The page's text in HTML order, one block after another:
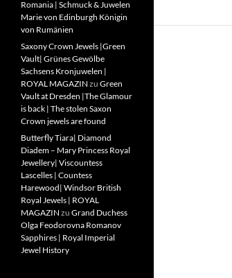
Romania | Schmuck & Juwelen
Marie von Edinburgh Königin
von Rumänien
Saxony Crown Jewels |Green
Vault| Grünes Gewölbe
Sachsens Kronjuwelen |
ROYAL MAGAZIN zu Green
Vault at Dresden |The Glamour
is back | The stolen Saxon
Crown jewels are found
Butterfly Tiara| Diamond
Diadem – Mary Princess Royal
Jewellery| Viscountess
Lascelles | Countess
Harewood| Windsor British
Royal Jewels | ROYAL
MAGAZIN zu Grand Duchess
Olga Feodorovna Romanov
Sapphires | Royal Imperial
Jewel History